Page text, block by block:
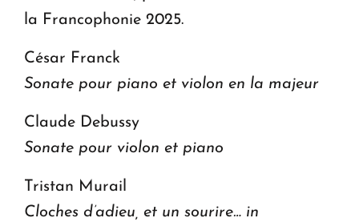
la Francophonie 2025.
César Franck
Sonate pour piano et violon en la majeur
Claude Debussy
Sonate pour violon et piano
Tristan Murail
Cloches d’adieu, et un sourire… in